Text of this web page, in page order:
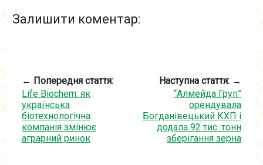
Залишити коментар:
← Попередня стаття:
Life Biochem: як
українська
біотехнологічна
компанія змінює
аграрний ринок
Наступна стаття: →
“Алмейда Груп”
орендувала
Богданівецький КХП і
додала 92 тис. тонн
зберігання зерна